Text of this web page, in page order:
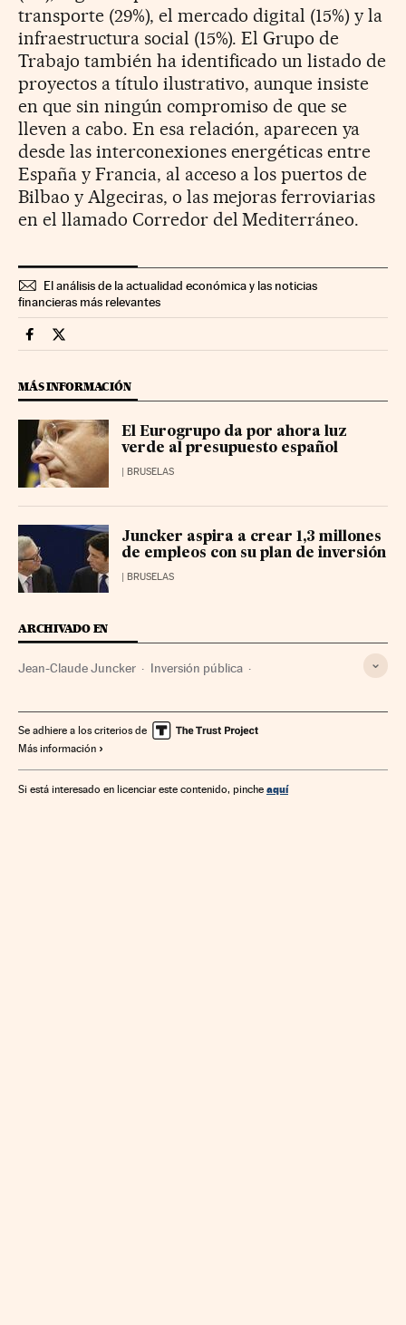
transporte (29%), el mercado digital (15%) y la
infraestructura social (15%). El Grupo de
Trabajo también ha identificado un listado de
proyectos a título ilustrativo, aunque insiste
en que sin ningún compromiso de que se
lleven a cabo. En esa relación, aparecen ya
desde las interconexiones energéticas entre
España y Francia, al acceso a los puertos de
Bilbao y Algeciras, o las mejoras ferroviarias
en el llamado Corredor del Mediterráneo.
El análisis de la actualidad económica y las noticias
financieras más relevantes
Economia Cinco Días en Facebook
Economia Cinco Días en Twitter
MÁS INFORMACIÓN
El Eurogrupo da por ahora luz
verde al presupuesto español
| BRUSELAS
Juncker aspira a crear 1,3 millones
de empleos con su plan de inversión
| BRUSELAS
ARCHIVADO EN
Jean-Claude Juncker Inversión pública
Energía Medio ambiente Finanzas públicas
Fondos estructurales Política financiera
Se adhiere a los criterios de
Más información
Si está interesado en licenciar este contenido, pinche aquí